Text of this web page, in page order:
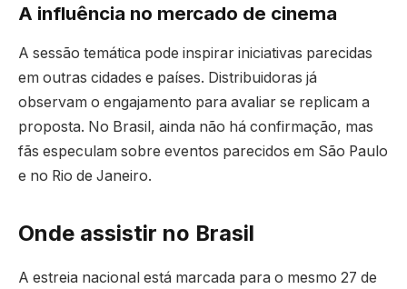
A influência no mercado de cinema
A sessão temática pode inspirar iniciativas parecidas
em outras cidades e países. Distribuidoras já
observam o engajamento para avaliar se replicam a
proposta. No Brasil, ainda não há confirmação, mas
fãs especulam sobre eventos parecidos em São Paulo
e no Rio de Janeiro.
Onde assistir no Brasil
A estreia nacional está marcada para o mesmo 27 de